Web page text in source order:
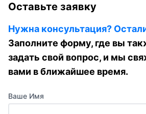
Оставьте заявку
Нужна консультация?
Заполните форму, где вы
задать свой вопрос, и мы
вами в ближайшее время.
Ваше Имя